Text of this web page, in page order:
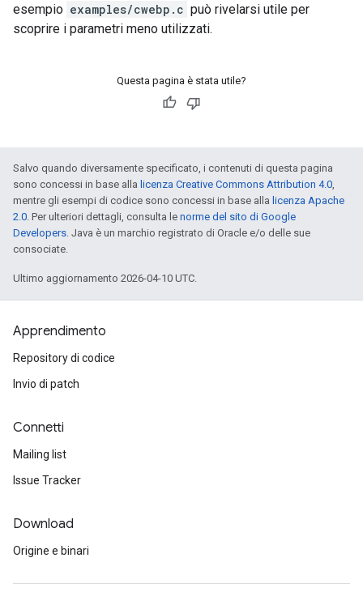
esempio examples/cwebp.c può rivelarsi utile per
scoprire i parametri meno utilizzati.
Questa pagina è stata utile?
Salvo quando diversamente specificato, i contenuti di questa pagina
sono concessi in base alla licenza Creative Commons Attribution 4.0
mentre gli esempi di codice sono concessi in base alla licenza Apache
2.0 . Per ulteriori dettagli, consulta le norme del sito di Google
Developers . Java è un marchio registrato di Oracle e/o delle sue
consociate.
Ultimo aggiornamento 2026-04-10 UTC.
Apprendimento
Repository di codice
Invio di patch
Connetti
Mailing list
Issue Tracker
Download
Origine e binari